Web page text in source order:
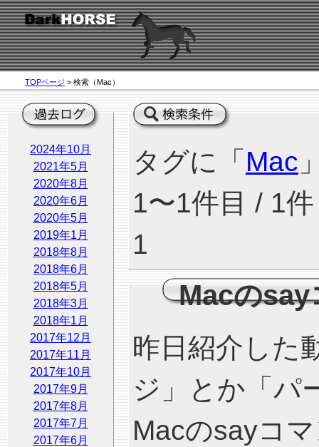
TOPページ > 検索（Mac）
2024年10月
2021年5月
2020年8月
2020年6月
2020年5月
2019年1月
2018年8月
2018年6月
2018年5月
2018年3月
2018年1月
2017年12月
2017年11月
2017年10月
2017年9月
2017年8月
2017年7月
2017年6月
タグに「 Mac
1〜1件目 / 1件
1
Macのsay
昨日紹介した
ジ」とか「パ
Macのsayコ